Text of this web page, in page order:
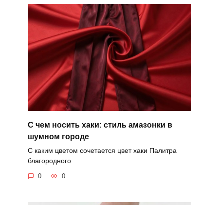
С чем носить хаки: стиль амазонки в
шумном городе
С каким цветом сочетается цвет хаки Палитра
благородного
0 0